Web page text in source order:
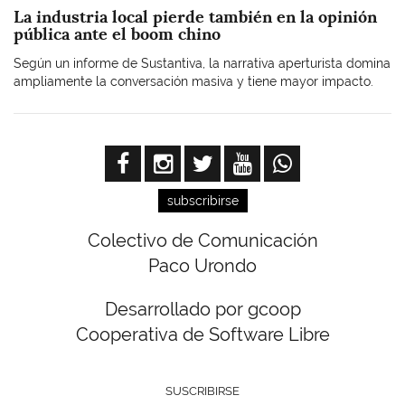
La industria local pierde también en la opinión
pública ante el boom chino
Según un informe de Sustantiva, la narrativa aperturista domina
ampliamente la conversación masiva y tiene mayor impacto.
subscribirse
Colectivo de Comunicación
Paco Urondo
Desarrollado por gcoop
Cooperativa de Software Libre
SUSCRIBIRSE